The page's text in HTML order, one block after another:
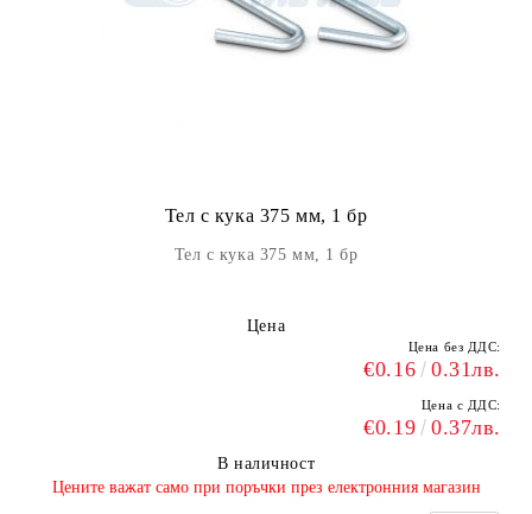
Тел с кука 375 мм, 1 бр
Тел с кука 375 мм, 1 бр
Цена
Цена без ДДС:
€0.16 0.31лв.
Цена с ДДС:
€0.19 0.37лв.
В наличност
​Цените важат само при поръчки през електронния магазин